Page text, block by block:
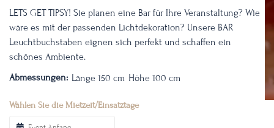
LETS GET TIPSY! Sie planen eine Bar für Ihre Veranstaltung? Wie
wäre es mit der passenden Lichtdekoration? Unsere BAR
Leuchtbuchstaben eignen sich perfekt und schaffen ein
schönes Ambiente.
Abmessungen: Länge 150 cm Höhe 100 cm
Wählen Sie die Mietzeit/Einsatztage